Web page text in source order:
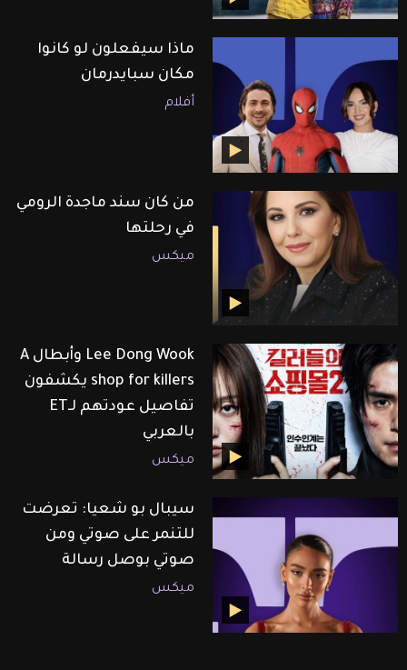
ماذا سيفعلون لو كانوا
مكان سبايدرمان
أفلام
من كان سند ماجدة الرومي
في رحلتها
ميكس
Lee Dong Wook وأبطال A
shop for killers يكشفون
تفاصيل عودتهم لـET
بالعربي
ميكس
سيبال بو شعيا: تعرضت
للتنمر على صوتي ومن
صوتي بوصل رسالة
ميكس